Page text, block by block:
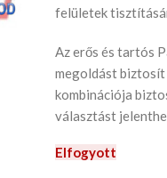
felületek
Az erős és tartós
megoldást biztosít
kombinációja
választást
Elfogyott